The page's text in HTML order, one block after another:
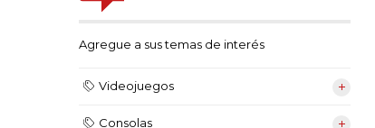
Agregue a sus temas de interés
Videojuegos
Consolas